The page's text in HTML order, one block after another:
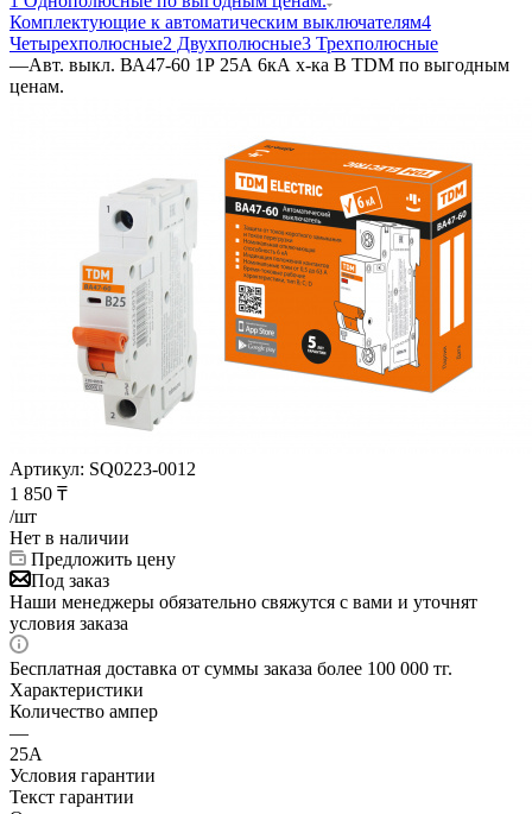
Комплектующие к автоматическим выключателям4
Четырехполюсные2 Двухполюсные3 Трехполюсные
—Авт. выкл. ВА47-60 1Р 25А 6кА х-ка В TDM по выгодным
ценам.
Артикул: SQ0223-0012
1 850 ₸
/шт
Нет в наличии
Предложить цену
Под заказ
Наши менеджеры обязательно свяжутся с вами и уточнят
условия заказа
Бесплатная доставка от суммы заказа более 100 000 тг.
Характеристики
Количество ампер
—
25А
Условия гарантии
Текст гарантии